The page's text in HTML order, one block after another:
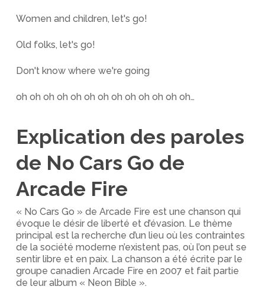
Women and children, let's go!
Old folks, let's go!
Don't know where we're going
oh oh oh oh oh oh oh oh oh oh oh oh oh…
Explication des paroles
de No Cars Go de
Arcade Fire
« No Cars Go » de Arcade Fire est une chanson qui
évoque le désir de liberté et d’évasion. Le thème
principal est la recherche d’un lieu où les contraintes
de la société moderne n’existent pas, où l’on peut se
sentir libre et en paix. La chanson a été écrite par le
groupe canadien Arcade Fire en 2007 et fait partie
de leur album « Neon Bible ».